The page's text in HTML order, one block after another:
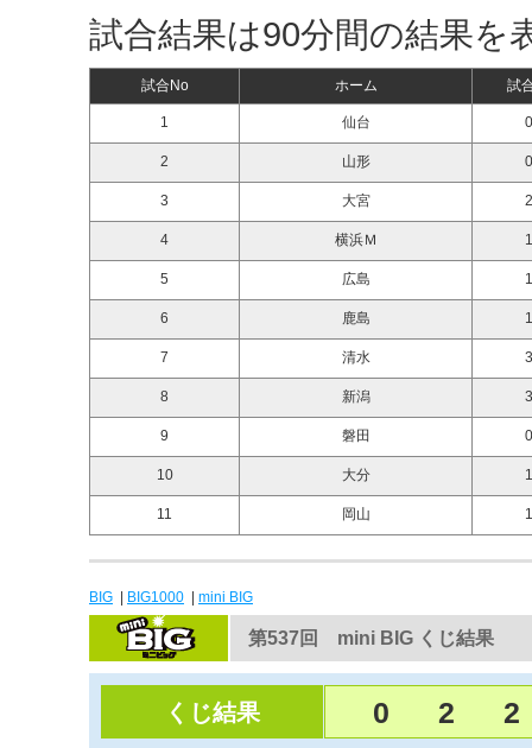
試合結果は90分間の結果を
試合No ホーム 試
1 仙台
2 山形
3 大宮
4 横浜Ｍ
5 広島
6 鹿島
7 清水
8 新潟
9 磐田
10 大分
11 岡山
BIG BIG1000 mini BIG
第537回 mini BIG くじ結果
くじ結果 0 2 2